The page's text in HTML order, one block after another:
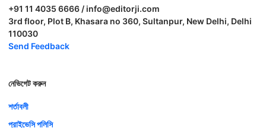
+91 11 4035 6666 / info@editorji.com
3rd floor, Plot B, Khasara no 360, Sultanpur, New Delhi, Delhi
110030
Send Feedback
নেভিগেট করুন
শর্তাবলী
প্রাইভেসি পলিসি